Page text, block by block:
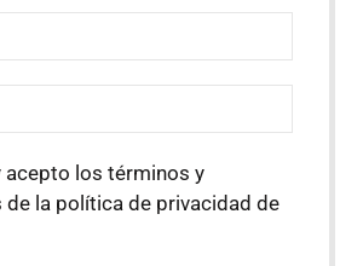
acepto los términos y
de la política de privacidad de